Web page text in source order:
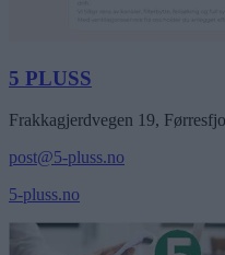
5 PLUSS
Frakkagjerdvegen 19,
post@5-pluss.no
5-pluss.no